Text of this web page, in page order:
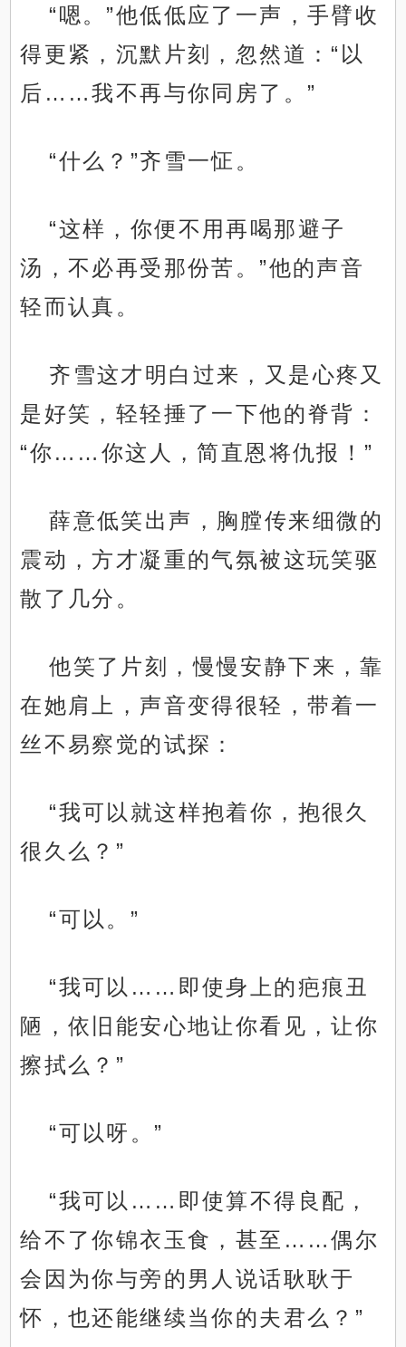
“嗯。”他低低应了一声，手臂收
得更紧，沉默片刻，忽然道：“以
后……我不再与你同房了。”
“什么？”齐雪一怔。
“这样，你便不用再喝那避子
汤，不必再受那份苦。”他的声音
轻而认真。
齐雪这才明白过来，又是心疼又
是好笑，轻轻捶了一下他的脊背：
“你……你这人，简直恩将仇报！”
薛意低笑出声，胸膛传来细微的
震动，方才凝重的气氛被这玩笑驱
散了几分。
他笑了片刻，慢慢安静下来，靠
在她肩上，声音变得很轻，带着一
丝不易察觉的试探：
“我可以就这样抱着你，抱很久
很久么？”
“可以。”
“我可以……即使身上的疤痕丑
陋，依旧能安心地让你看见，让你
擦拭么？”
“可以呀。”
“我可以……即使算不得良配，
给不了你锦衣玉食，甚至……偶尔
会因为你与旁的男人说话耿耿于
怀，也还能继续当你的夫君么？”